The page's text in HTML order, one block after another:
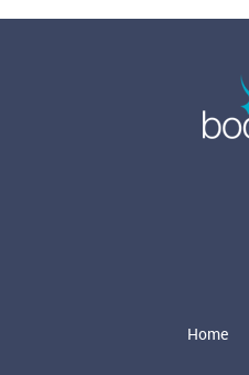
Home